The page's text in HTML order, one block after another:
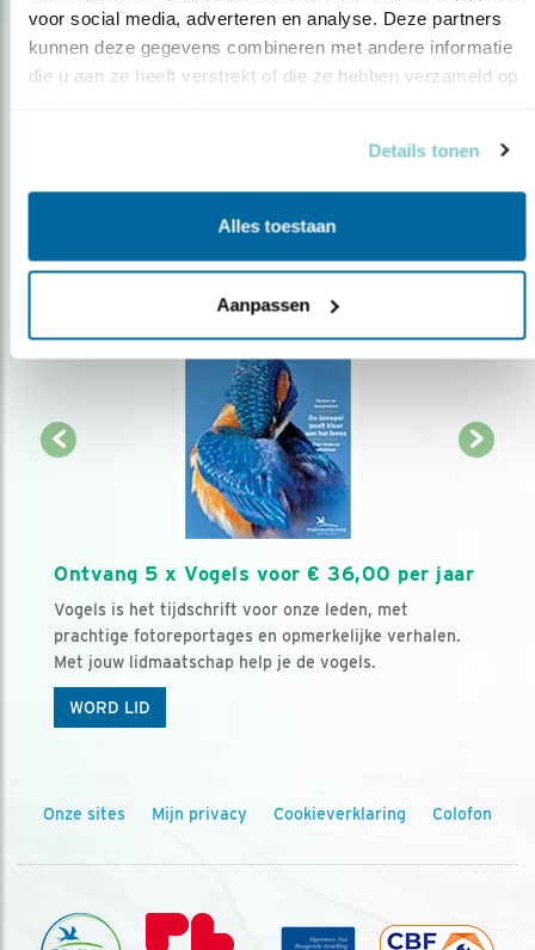
voor social media, adverteren en analyse. Deze partners
kunnen deze gegevens combineren met andere informatie
die u aan ze heeft verstrekt of die ze hebben verzameld op
Details tonen
Alles toestaan
Aanpassen
Meld je aan en ontvang nieuws, inspiratie, acties en tips
over vogels en activiteiten van Vogelbescherming.
AANMELDEN VOGELNIEUWS
Ontvang 5 x Vogels voor € 36,00 per jaar
Vogels is het tijdschrift voor onze leden, met
prachtige fotoreportages en opmerkelijke verhalen.
Met jouw lidmaatschap help je de vogels.
WORD LID
Onze sites Mijn privacy Cookieverklaring Colofon